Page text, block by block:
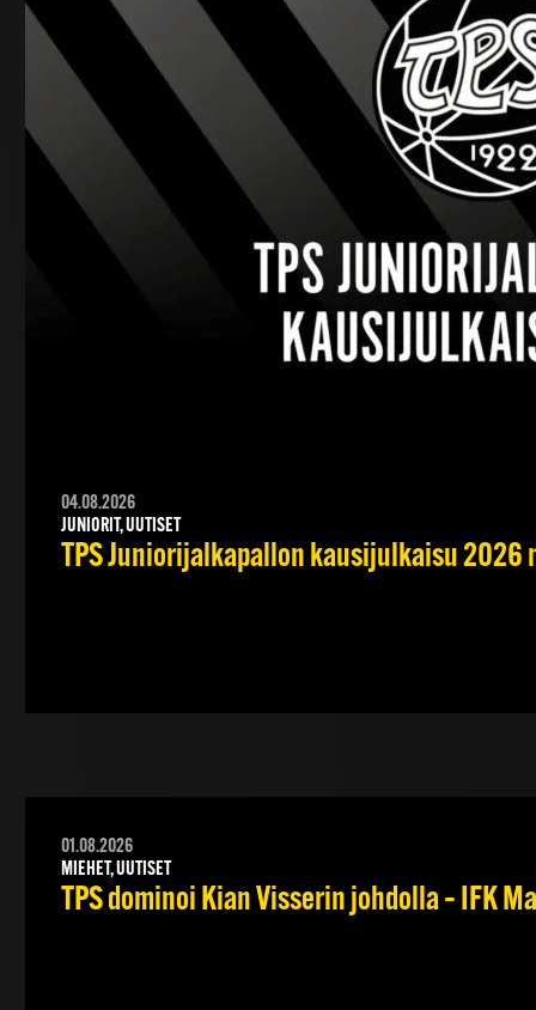
04.08.2026
JUNIORIT, UUTISET
TPS Juniorijalkapallon kausijulkaisu 2026
01.08.2026
MIEHET, UUTISET
TPS dominoi Kian Visserin johdolla – IFK